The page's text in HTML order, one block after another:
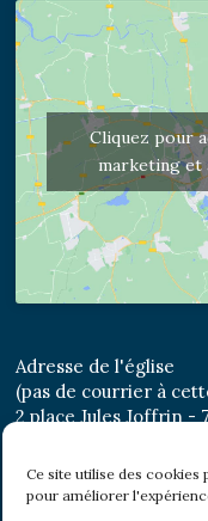
Ce site utilise des
pour améliorer
Cliquez pour
marketing et
Adresse de l'église
(pas de courrier à
2 place Jules Joffrin -
Bus : Mairie du XVIII